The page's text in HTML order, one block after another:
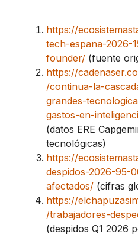
https://
tech-espana-2026-
founder/ (fuente
https://
/continua-la-
grandes-
gastos-en-
(datos ERE
tecnológicas)
https://
despidos-2026-95-
afectados/ (cifras
https://
/trabajadores-
(despidos Q1 2026